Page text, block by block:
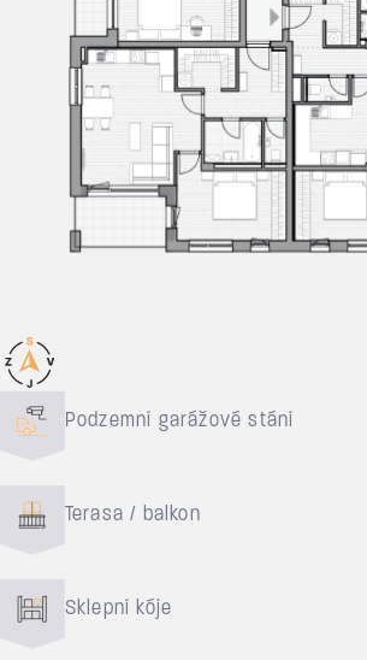
Důvody pro bydlení
Podzemní garážové stání
Terasa / balkon
Sklepní kóje